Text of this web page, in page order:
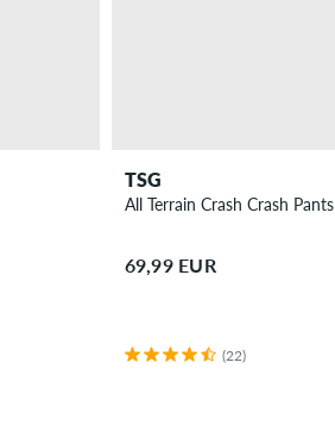
TSG
All Terrain Crash Crash Pants
69,99 EUR
(22)